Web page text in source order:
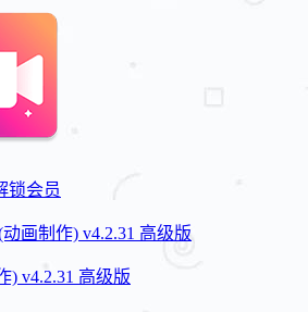
锁会员
) v4.2.31 高级版